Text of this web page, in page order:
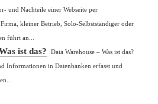
und Nachteile einer Webseite per
kleiner Betrieb, Solo-Selbstständiger oder
führt an...
ist das?
Data Warehouse – Was ist das?
Informationen in Datenbanken erfasst und